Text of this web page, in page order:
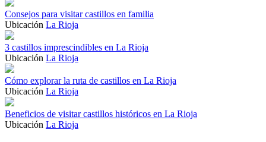
Consejos para visitar castillos en familia
Ubicación La Rioja
3 castillos imprescindibles en La Rioja
Ubicación La Rioja
Cómo explorar la ruta de castillos en La Rioja
Ubicación La Rioja
Beneficios de visitar castillos históricos en La Rioja
Ubicación La Rioja